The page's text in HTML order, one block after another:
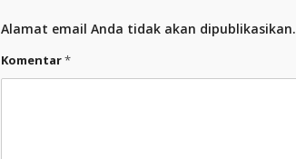
Alamat email Anda tidak akan dipublikasikan.
Komentar*